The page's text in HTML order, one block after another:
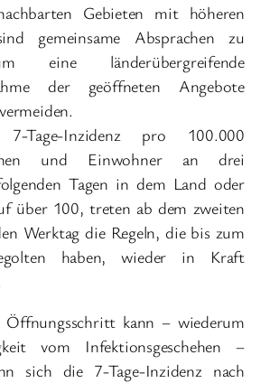
Gebieten mit höheren
gemeinsame Absprachen zu
eine länderübergreifende
der geöffneten Angebote
Tage-Inzidenz pro 100.000
und Einwohner an drei
Tagen in dem Land oder
über 100, treten ab dem zweiten
Werktag die Regeln, die bis zum
haben, wieder in Kraft
kann – wiederum
vom Infektionsgeschehen –
sich die 7-Tage-Inzidenz nach